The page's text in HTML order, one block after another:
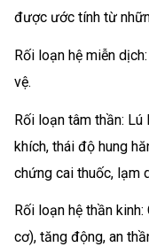
được ước tính từ
Rối loạn hệ miễn
vệ.
Rối loạn tâm thần:
khích, thái độ hung
chứng cai thuốc, lạm
Rối loạn hệ thần
cơ), tăng động, an